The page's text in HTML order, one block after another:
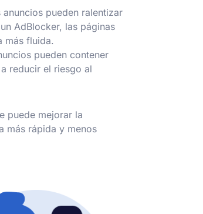
pueden ralentizar
AdBlocker, las páginas
más fluida.
pueden contener
reducir el riesgo al
puede mejorar la
más rápida y menos